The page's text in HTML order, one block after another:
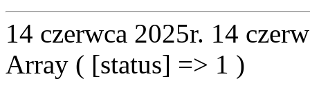
14 czerwca 2025r. 14
Array ( [status] => 1 )